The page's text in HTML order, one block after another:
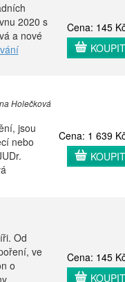
2020 s
a nové
Cena: 145
KOUPIT
Holečková
jsou
nebo
Cena: 1 639
KOUPIT
Od
ve
o
Cena: 145
KOUPIT